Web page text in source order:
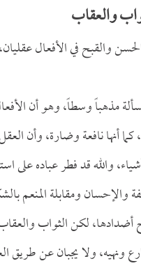
والعقاب
والقبح في الأفعال
مذهباً وسطاً، وهو أن
أنها نافعة وضارة، وأن
والله قد فطر عباده على
ومقابلة المنعم
أضدادها، لكن الثواب
ونهيه، ولا يجبان عن طريق